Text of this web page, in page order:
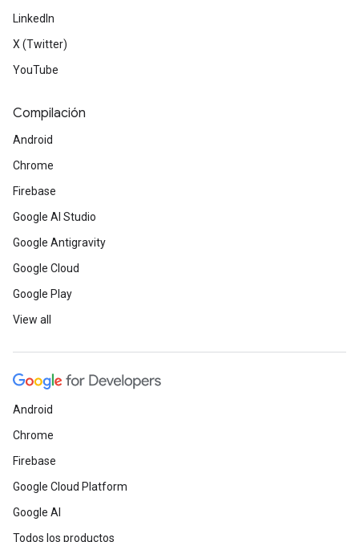
LinkedIn
X (Twitter)
YouTube
Compilación
Android
Chrome
Firebase
Google AI Studio
Google Antigravity
Google Cloud
Google Play
View all
Android
Chrome
Firebase
Google Cloud Platform
Google AI
Todos los productos